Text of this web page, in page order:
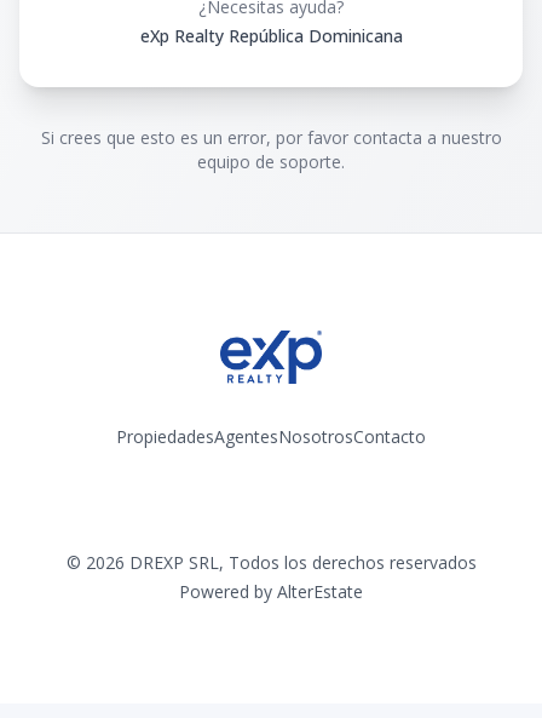
¿Necesitas ayuda?
eXp Realty República Dominicana
Si crees que esto es un error, por favor contacta a nuestro
equipo de soporte.
PropiedadesAgentesNosotrosContacto
© 2026 DREXP SRL, Todos los derechos reservados
Powered by AlterEstate